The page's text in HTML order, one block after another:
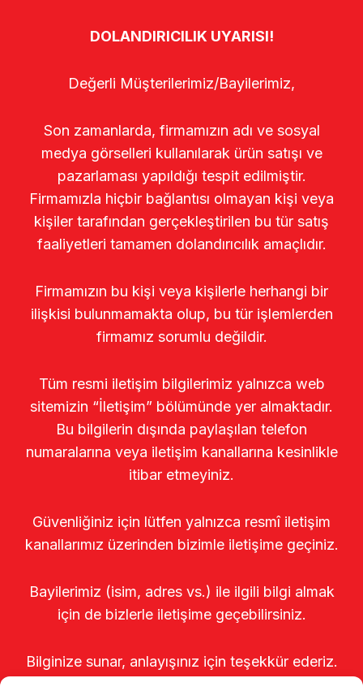
DOLANDIRICILIK UYARISI!
Değerli Müşterilerimiz/Bayilerimiz,
Son zamanlarda, firmamızın adı ve sosyal
medya görselleri kullanılarak ürün satışı ve
pazarlaması yapıldığı tespit edilmiştir.
Firmamızla hiçbir bağlantısı olmayan kişi veya
kişiler tarafından gerçekleştirilen bu tür satış
faaliyetleri tamamen dolandırıcılık amaçlıdır.
Firmamızın bu kişi veya kişilerle herhangi bir
ilişkisi bulunmamakta olup, bu tür işlemlerden
firmamız sorumlu değildir.
Tüm resmi iletişim bilgilerimiz yalnızca web
sitemizin “İletişim” bölümünde yer almaktadır.
Bu bilgilerin dışında paylaşılan telefon
numaralarına veya iletişim kanallarına kesinlikle
itibar etmeyiniz.
Güvenliğiniz için lütfen yalnızca resmî iletişim
kanallarımız üzerinden bizimle iletişime geçiniz.
Bayilerimiz (isim, adres vs.) ile ilgili bilgi almak
için de bizlerle iletişime geçebilirsiniz.
Bilginize sunar, anlayışınız için teşekkür ederiz.